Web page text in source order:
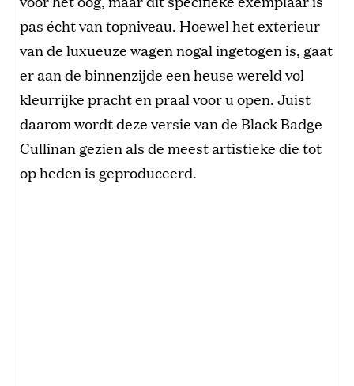
pas écht van topniveau. Hoewel het exterieur
van de luxueuze wagen nogal ingetogen is, gaat
er aan de binnenzijde een heuse wereld vol
kleurrijke pracht en praal voor u open. Juist
daarom wordt deze versie van de Black Badge
Cullinan gezien als de meest artistieke die tot
op heden is geproduceerd.